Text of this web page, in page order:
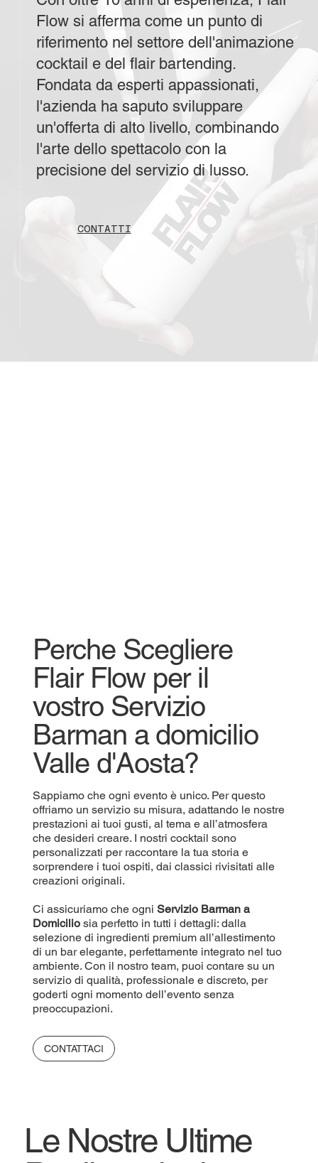
Perche Scegliere
Flair Flow per il
vostro Servizio
Barman a domicilio
Valle d'Aosta?
Sappiamo che ogni evento è unico. Per questo
offriamo un servizio su misura, adattando le nostre
prestazioni ai tuoi gusti, al tema e all’atmosfera
che desideri creare. I nostri cocktail sono
personalizzati per raccontare la tua storia e
sorprendere i tuoi ospiti, dai classici rivisitati alle
creazioni originali.
Ci assicuriamo che ogni Servizio Barman a
Domiciliosia perfetto in tutti i dettagli: dalla
selezione di ingredienti premium all’allestimento
di un bar elegante, perfettamente integrato nel tuo
ambiente. Con il nostro team, puoi contare su un
servizio di qualità, professionale e discreto, per
goderti ogni momento dell’evento senza
preoccupazioni.
CONTATTACI
CONTATTI
Flow si afferma come un punto di
riferimento nel settore dell'animazione
cocktail e del flair bartending.
Fondata da esperti appassionati,
l'azienda ha saputo sviluppare
un'offerta di alto livello, combinando
l'arte dello spettacolo con la
precisione del servizio di lusso.
Le Nostre Ultime